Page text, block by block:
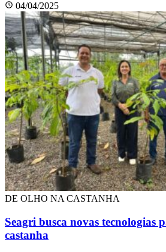
04/04/2025
DE OLHO NA CASTANHA
Seagri busca novas tecnologias
castanha